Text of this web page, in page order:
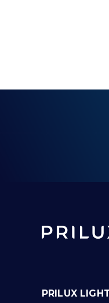
PRILUX